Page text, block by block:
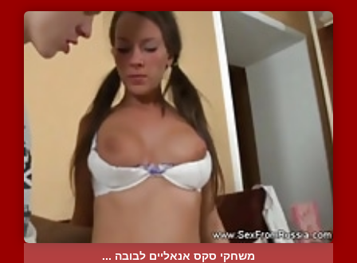
משחקי סקס אנאליים לבובה ...